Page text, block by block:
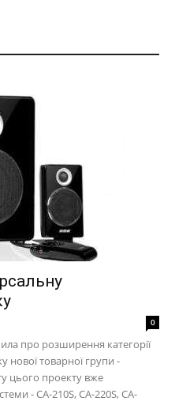
0
про розширення категорії
нової товарної групи -
цього проекту вже
- CA-210S, CA-220S, CA-